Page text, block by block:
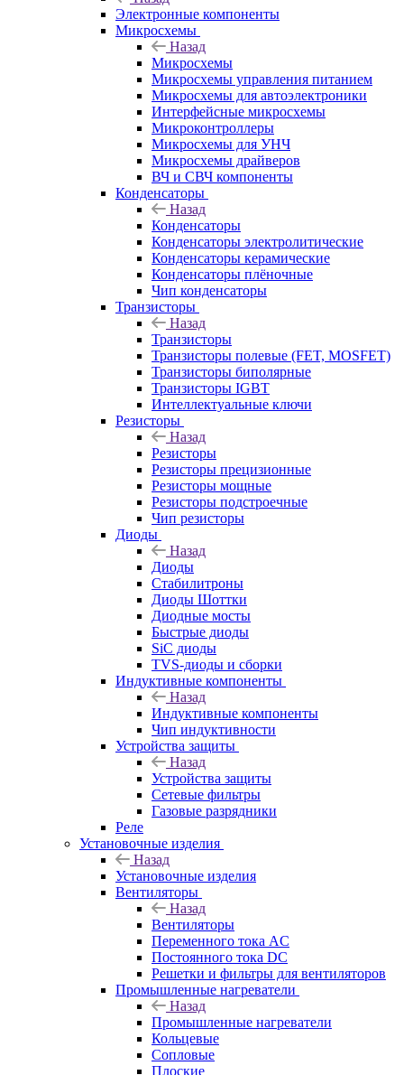
Электронные компоненты
Микросхемы
Назад
Микросхемы
Микросхемы управления питанием
Микросхемы для автоэлектроники
Интерфейсные микросхемы
Микроконтроллеры
Микросхемы для УНЧ
Микросхемы драйверов
ВЧ и СВЧ компоненты
Конденсаторы
Назад
Конденсаторы
Конденсаторы электролитические
Конденсаторы керамические
Конденсаторы плёночные
Чип конденсаторы
Транзисторы
Назад
Транзисторы
Транзисторы полевые (FET, MOSFET)
Транзисторы биполярные
Транзисторы IGBT
Интеллектуальные ключи
Резисторы
Назад
Резисторы
Резисторы прецизионные
Резисторы мощные
Резисторы подстроечные
Чип резисторы
Диоды
Назад
Диоды
Стабилитроны
Диоды Шоттки
Диодные мосты
Быстрые диоды
SiC диоды
TVS-диоды и сборки
Индуктивные компоненты
Назад
Индуктивные компоненты
Чип индуктивности
Устройства защиты
Назад
Устройства защиты
Сетевые фильтры
Газовые разрядники
Реле
Установочные изделия
Назад
Установочные изделия
Вентиляторы
Назад
Вентиляторы
Переменного тока AC
Постоянного тока DC
Решетки и фильтры для вентиляторов
Промышленные нагреватели
Назад
Промышленные нагреватели
Кольцевые
Сопловые
Плоские